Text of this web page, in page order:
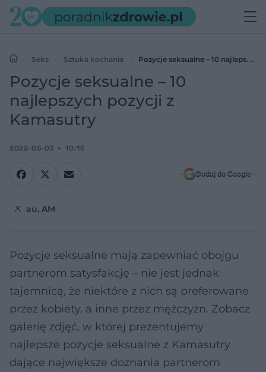
Seks Sztuka kochania
Pozycje seksualne – 10 najlepszych
pozycji z Kamasutry
Pozycje seksualne – 10
najlepszych pozycji z
Kamasutry
2022-06-03 10:16
Dodaj do Google
au, AM
Pozycje seksualne mają zapewniać obojgu
partnerom satysfakcję – nie jest jednak
tajemnicą, że niektóre z nich są preferowane
przez kobiety, a inne przez mężczyzn. Zobacz
galerię zdjęć, w której prezentujemy
najlepsze pozycje seksualne z Kamasutry
dające największe doznania partnerom